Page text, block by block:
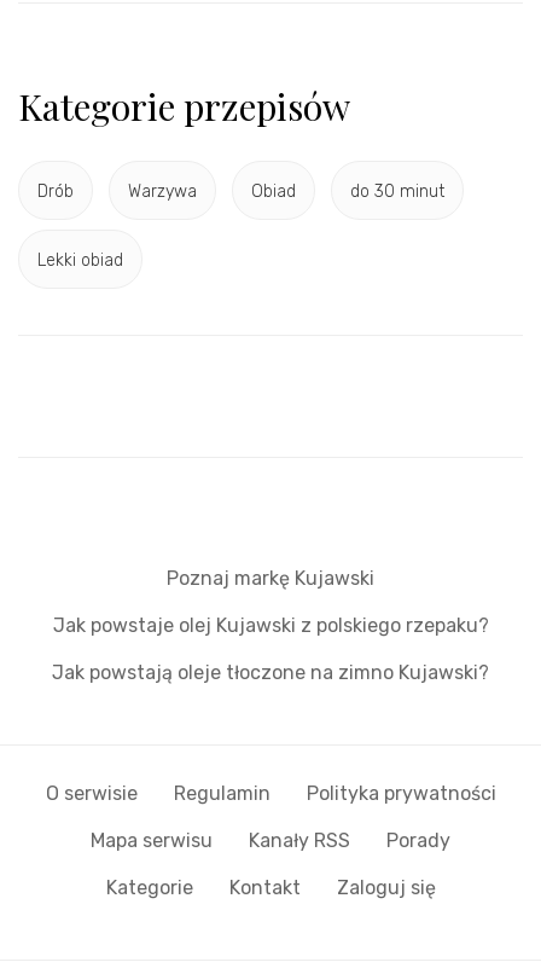
Kategorie przepisów
Drób Warzywa Obiad do 30 minut
Lekki obiad
Poznaj markę Kujawski
Jak powstaje olej Kujawski z polskiego rzepaku?
Jak powstają oleje tłoczone na zimno Kujawski?
O serwisie Regulamin Polityka prywatności
Mapa serwisu Kanały RSS Porady
Kategorie Kontakt Zaloguj się